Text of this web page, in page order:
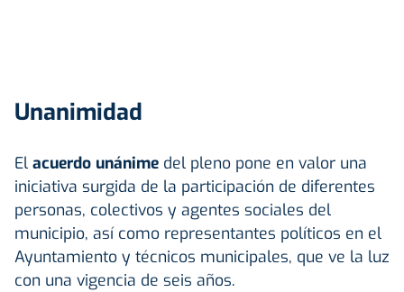
Unanimidad
El acuerdo unánime del pleno pone en valor una
iniciativa surgida de la participación de diferentes
personas, colectivos y agentes sociales del
municipio, así como representantes políticos en el
Ayuntamiento y técnicos municipales, que ve la luz
con una vigencia de seis años.